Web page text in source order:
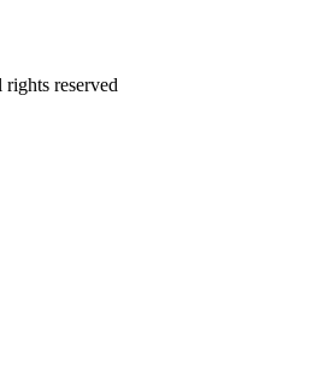
reserved